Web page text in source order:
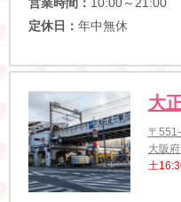
営業時間： 10:00～21:00
定休日： 年中無休
大
〒
大阪
土